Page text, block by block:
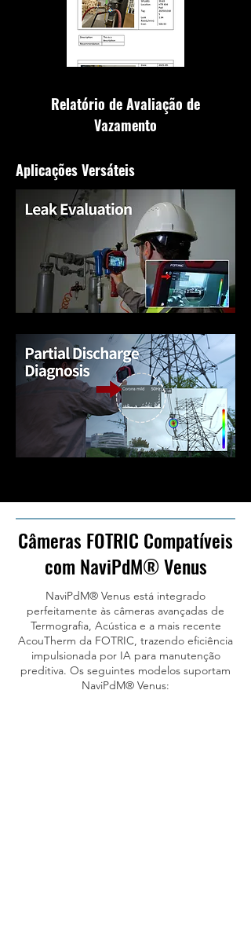
Relatório de Avaliação de
Vazamento
Aplicações Versáteis
Câmeras FOTRIC Compatíveis
com NaviPdM® Venus
NaviPdM® Venus está integrado
perfeitamente às câmeras avançadas de
Termografia, Acústica e a mais recente
AcouTherm da FOTRIC, trazendo eficiência
impulsionada por IA para manutenção
preditiva. Os seguintes modelos suportam
NaviPdM® Venus: